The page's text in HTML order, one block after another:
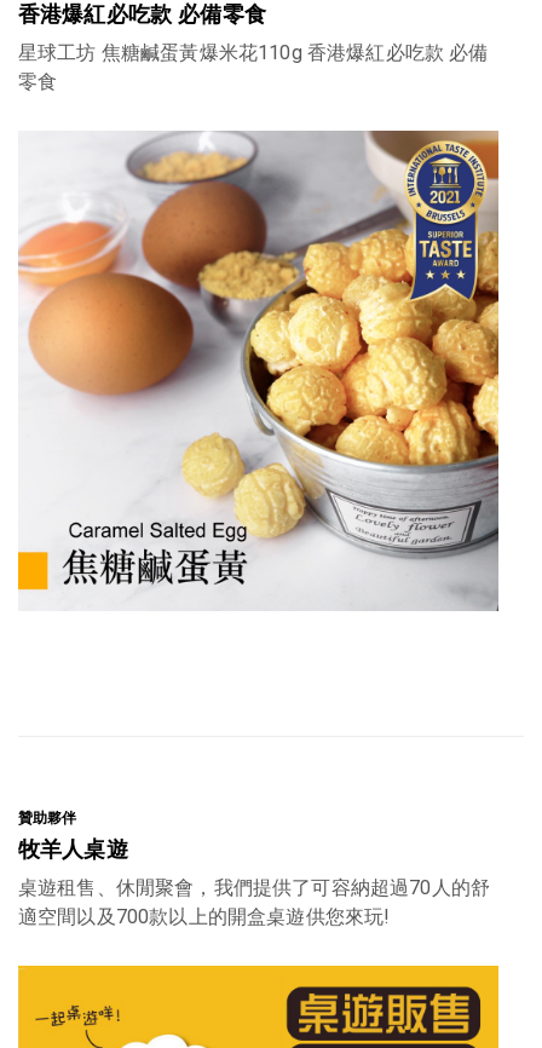
香港爆紅必吃款 必備零食
星球工坊 焦糖鹹蛋黃爆米花110g 香港爆紅必吃款 必備
零食
贊助夥伴
牧羊人桌遊
桌遊租售、休閒聚會，我們提供了可容納超過70人的舒
適空間以及700款以上的開盒桌遊供您來玩!